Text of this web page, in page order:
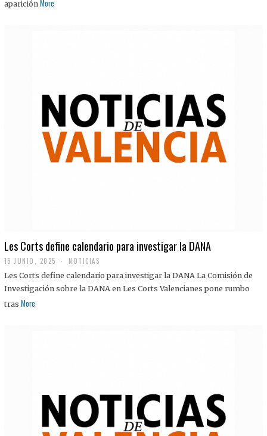
aparición More
Les Corts define calendario para investigar la DANA
15 JUNIO, 2025 NOTICIAS
Les Corts define calendario para investigar la DANA La Comisión de
Investigación sobre la DANA en Les Corts Valencianes pone rumbo
tras More